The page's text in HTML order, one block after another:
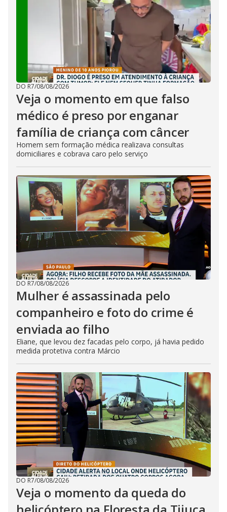
DO R7/08/08/2026
Veja o momento em que falso
médico é preso por enganar
família de criança com câncer
Homem sem formação médica realizava consultas
domiciliares e cobrava caro pelo serviço
DO R7/08/08/2026
Mulher é assassinada pelo
companheiro e foto do crime é
enviada ao filho
Eliane, que levou dez facadas pelo corpo, já havia pedido
medida protetiva contra Márcio
DO R7/08/08/2026
Veja o momento da queda do